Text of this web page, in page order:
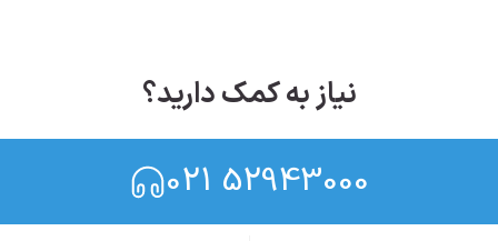
نیاز به کمک دارید؟
021 52943000